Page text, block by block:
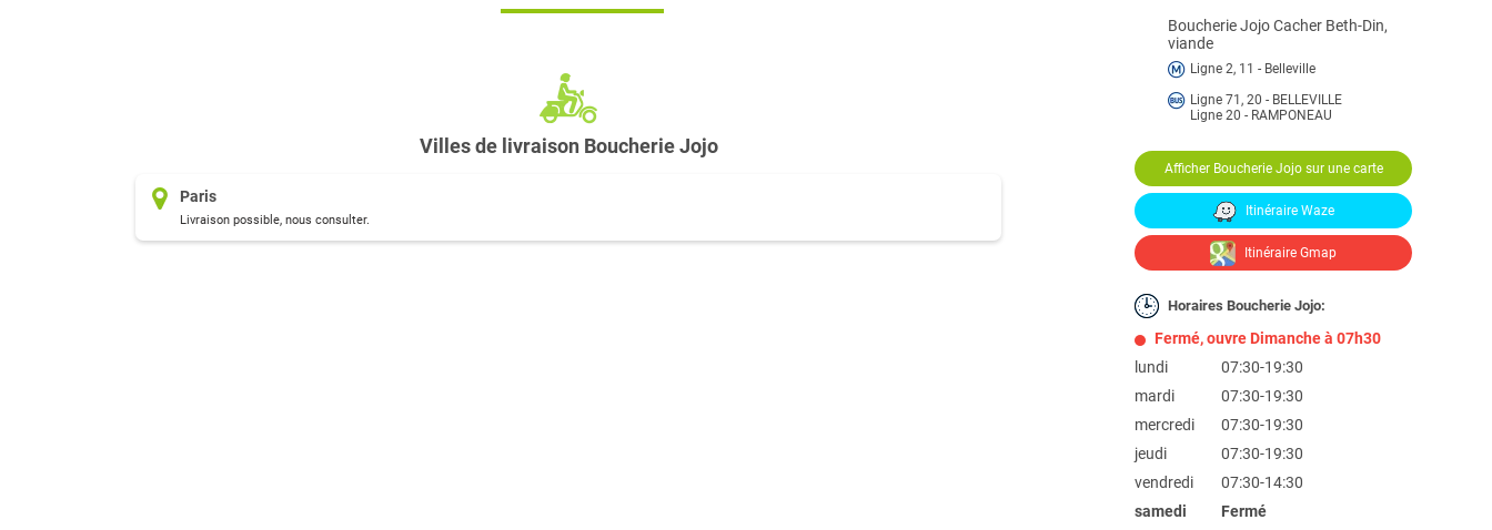
Boucherie JojoCacher Beth-Din,
viande
Ligne 2, 11 - Belleville
Ligne 71, 20 - BELLEVILLE
Ligne 20 - RAMPONEAU
Afficher Boucherie Jojo sur une carte
Itinéraire Waze
Itinéraire Gmap
Horaires Boucherie Jojo:
Fermé, ouvre Dimanche à 07h30
lundi
07:30-19:30
mardi
07:30-19:30
mercredi
07:30-19:30
jeudi
07:30-19:30
vendredi
07:30-14:30
samedi
Fermé
Villes de livraison Boucherie Jojo
Paris
Livraison possible, nous consulter.